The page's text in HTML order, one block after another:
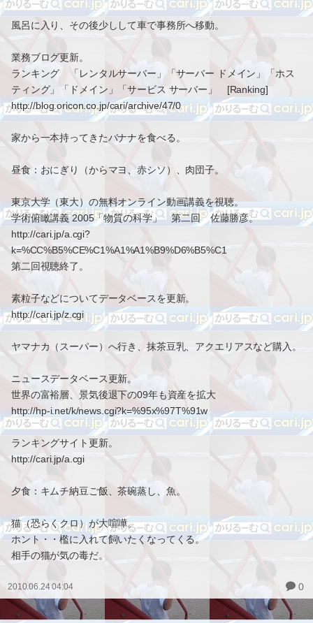
風呂に入り、その後少しして車で事務所へ移動。
業務ブログ更新。
ランキング 「レンタルサーバー」「サーバー ドメイン」「ホス
ティング」「ドメイン」「サービス サーバー」 [Ranking]
http://blog.oricon.co.jp/cari/archive/47/0
家から一本持ってきたバナナを食べる。
昼食：おにぎり（からマヨ、赤シソ）、肉団子。
東京大学（東大）の無料オンライン動画講義を視聴。
学術俯瞰講義 2005「物質の科学」 第二回 佐藤勝彦。
http://cari.jp/a.cgi?
k=%CC%B5%CE%C1%A1%A1%B9%D6%B5%C1
第二回視聴終了。
素粒子などについてデータベースを更新。
http://cari.jp/z.cgi
ヤマナカ（スーパー）へ行き、抹茶豆乳、アクエリアスなど購入。
ニュースデータベース更新。
世界の富裕層、景気後退下の09年も資産を拡大
http://hp-i.net/k/news.cgi?k=%95x%97T%91w
ランキングサイト更新。
http://cari.jp/a.cgi
夕食：キムチ納豆ご飯、茶碗蒸し、魚。
猫（恐らくクロ）が大喧嘩。
ホント・・檻に入れて飼いたくなってくる。
相手の猫が気の毒だ。
2010.06.24 04:04 0